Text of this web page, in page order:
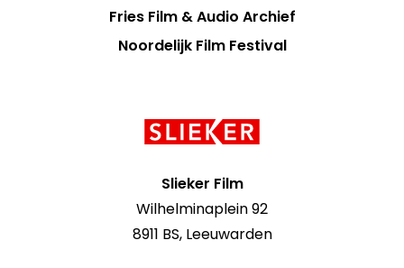
Fries Film & Audio Archief
Noordelijk Film Festival
Slieker Film
Wilhelminaplein 92
8911 BS, Leeuwarden